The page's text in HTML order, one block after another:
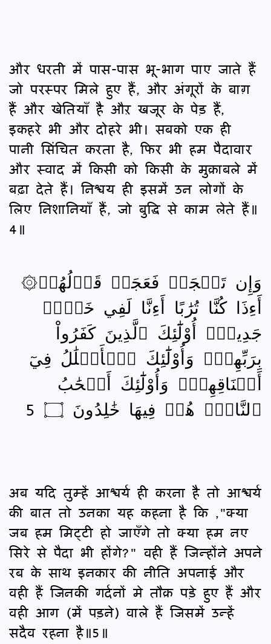
और धरती में पास-पास भू-भाग पाए जाते हैं
जो परस्पर मिले हुए हैं, और अंगूरों के बाग़
हैं और खेतियाँ है औऱ खजूर के पेड़ हैं,
इकहरे भी और दोहरे भी। सबको एक ही
पानी सिंचित करता है, फिर भी हम पैदावार
और स्वाद में किसी को किसी के मुक़ाबले में
बढ़ा देते हैं। निश्चय ही इसमें उन लोगों के
लिए निशानियाँ हैं, जो बुद्धि से काम लेते हैं॥
4॥
۞وَإِن تَعۡجَبۡ فَعَجَبٞ قَوۡلُهُمۡ
أَءِذَا كُنَّا تُرَٰبًا أَءِنَّا لَفِي خَلۡقٖ
جَدِيدٍۗ أُوْلَٰٓئِكَ ٱلَّذِينَ كَفَرُواْ
بِرَبِّهِمۡۖ وَأُوْلَٰٓئِكَ ٱلۡأَغۡلَٰلُ فِيٓ
أَعۡنَاقِهِمۡۖ وَأُوْلَٰٓئِكَ أَصۡحَٰبُ
ٱلنَّارِۖ هُمۡ فِيهَا خَٰلِدُونَ ۝ 5
अब यदि तुम्हें आश्चर्य ही करना है तो आश्चर्य
की बात तो उनका यह कहना है कि ,"क्या
जब हम मिट्टी हो जाएँगे तो क्या हम नए
सिरे से पैदा भी होंगे?" वही हैं जिन्होंने अपने
रब के साथ इनकार की नीति अपनाई और
वही हैं जिनकी गर्दनों मे तौक़ पड़े हुए हैं और
वही आग (में पड़ने) वाले हैं जिसमें उन्हें
सदैव रहना है॥5॥